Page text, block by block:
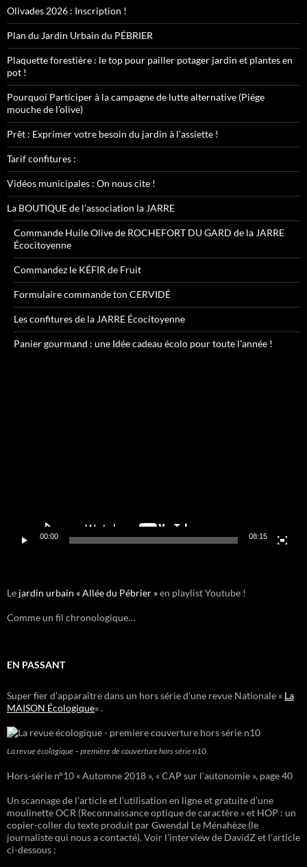
Olivades 2026 : Inscription !
Plan du Jardin Urbain du PÉBRIER
Plaquette forestière : le top pour pailler potager jardin et plantes en
pot !
Pourquoi Participer à la campagne de lutte alternative (Piége
mouche de l’olive)
Prêt : Exprimer votre besoin du jardin à l’assiette !
Tarif confitures :
Vidéos municipales : On nous cite !
La BOUTIQUE de l’association la JARRE
Commande Huile Olive de ROCHEFORT DU GARD de la JARRE
Écocitoyenne
Commandez le KÉFIR de Fruit
Formulaire commande ton CERVIDÉ
Les confitures de la JARRE Écocitoyenne
Panier gourmand : une Idée cadeau écolo pour toute l’année !
00:00 08:15
Le jardin urbain « Allée du Pébrier »en playlist Youtube !
Comme un fil chronologique…
EN PASSANT
Super fier d’apparaître dans un hors série d’une revue Nationale « La
MAISON Écologique« .
La revue écologique – première de couverture hors série n10
Hors-série n°10 « Automne 2018 », « CAP sur l’autonomie », page 40
Un scannage de l’article et l’utilisation en ligne et gratuite d’une
moulinette OCR (Reconnaissance optique de caractère » et HOP : un
copier-coller du texte produit par Gwendal Le Ménahèze (le
journaliste qui nous a contacté). Voir l’interview de DavidZ et l’article
ci-dessous :